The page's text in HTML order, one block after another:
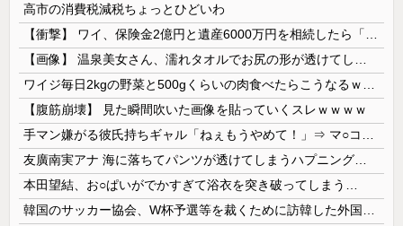
高市の消費税減税ちょっとひどいわ
【腹筋崩壊】 見た瞬間吹いた画像を貼っていくスレｗｗｗｗ
本田望結、お○ぱいがでかすぎて浴衣を突き破ってしまう…